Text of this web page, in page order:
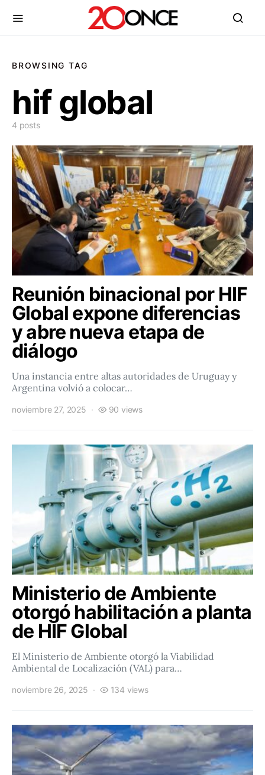
BROWSING TAG
hif global
4 posts
Reunión binacional por HIF
Global expone diferencias
y abre nueva etapa de
diálogo
Una instancia entre altas autoridades de Uruguay y
Argentina volvió a colocar…
noviembre 27, 2025 90 views
Ministerio de Ambiente
otorgó habilitación a planta
de HIF Global
El Ministerio de Ambiente otorgó la Viabilidad
Ambiental de Localización (VAL) para…
noviembre 26, 2025 134 views